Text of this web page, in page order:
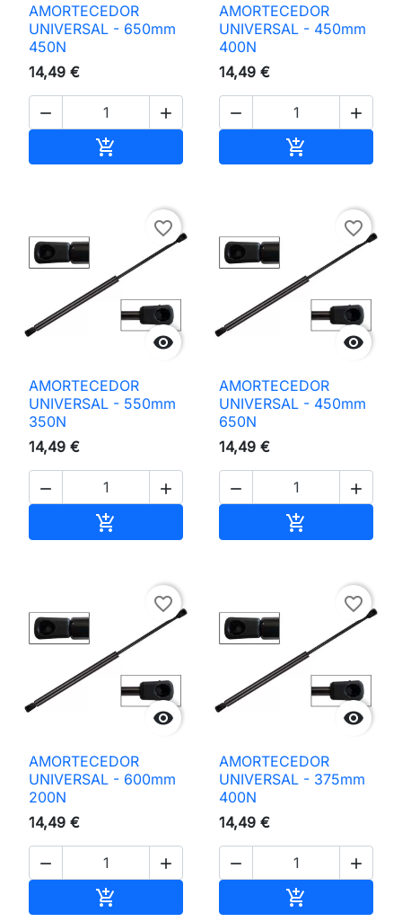
AMORTECEDOR
UNIVERSAL - 650mm
450N
14,49 €
 

AMORTECEDOR
UNIVERSAL - 450mm
400N
14,49 €
 


favorite_border
AMORTECEDOR
UNIVERSAL - 550mm
350N
14,49 €
 


favorite_border
AMORTECEDOR
UNIVERSAL - 450mm
650N
14,49 €
 


favorite_border
AMORTECEDOR
UNIVERSAL - 600mm
200N
14,49 €
 


favorite_border
AMORTECEDOR
UNIVERSAL - 375mm
400N
14,49 €
 
